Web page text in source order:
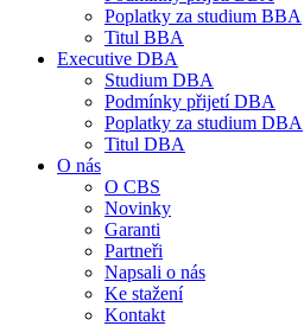
Poplatky za studium BBA
Titul BBA
Executive DBA
Studium DBA
Podmínky přijetí DBA
Poplatky za studium DBA
Titul DBA
O nás
O CBS
Novinky
Garanti
Partneři
Napsali o nás
Ke stažení
Kontakt